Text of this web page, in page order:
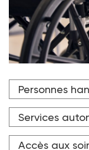
Près de 60 000
dépassant 1 000
moyenne pour
électriques,
documentation
Personnes
Services
Accès aux